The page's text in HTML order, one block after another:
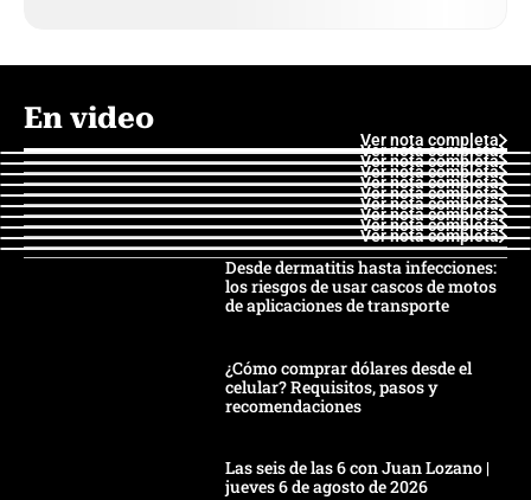
En video
Ver nota completa
Ver nota completa
Ver nota completa
Ver nota completa
Ver nota completa
Ver nota completa
Ver nota completa
Ver nota completa
Ver nota completa
Ver nota completa
Desde dermatitis hasta infecciones:
los riesgos de usar cascos de motos
de aplicaciones de transporte
¿Cómo comprar dólares desde el
celular? Requisitos, pasos y
recomendaciones
Las seis de las 6 con Juan Lozano |
jueves 6 de agosto de 2026